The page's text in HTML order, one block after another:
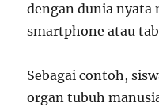
dengan dunia nyata
smartphone atau
Sebagai contoh,
organ tubuh